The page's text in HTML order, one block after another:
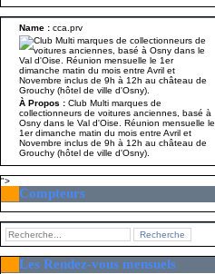
Name :cca.prv
À Propos :Club Multi marques de
collectionneurs de voitures anciennes, basé à
Osny dans le Val d'Oise. Réunion mensuelle le
1er dimanche matin du mois entre Avril et
Novembre inclus de 9h à 12h au château de
Grouchy (hôtel de ville d'Osny).
">
Compteurs
Les Rendez-vous mensuels